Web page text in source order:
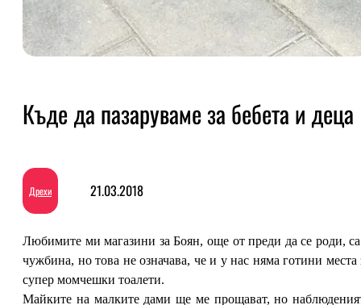
Къде да пазаруваме за бебета и деца
Дрехи 21.03.2018
Любимите ми магазини за Боян, още от преди да се роди,
чужбина, но това не означава, че и у нас няма готини места
супер момчешки тоалети.
Майките на малките дами ще ме прощават, но